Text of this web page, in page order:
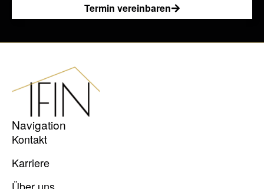
Termin vereinbaren
Navigation
Kontakt
Karriere